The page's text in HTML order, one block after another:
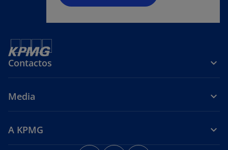
Contactos
Media
A KPMG